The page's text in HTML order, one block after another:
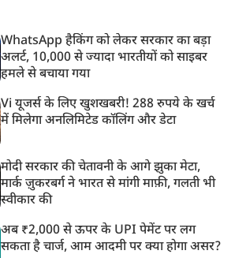
WhatsApp हैकिंग को लेकर सरकार का बड़ा
अलर्ट, 10,000 से ज्यादा भारतीयों को साइबर
हमले से बचाया गया
Vi यूजर्स के लिए खुशखबरी! 288 रुपये के खर्च
में मिलेगा अनलिमिटेड कॉलिंग और डेटा
मोदी सरकार की चेतावनी के आगे झुका मेटा,
मार्क ज़ुकरबर्ग ने भारत से मांगी माफ़ी, गलती भी
स्वीकार की
अब ₹2,000 से ऊपर के UPI पेमेंट पर लग
सकता है चार्ज, आम आदमी पर क्या होगा असर?